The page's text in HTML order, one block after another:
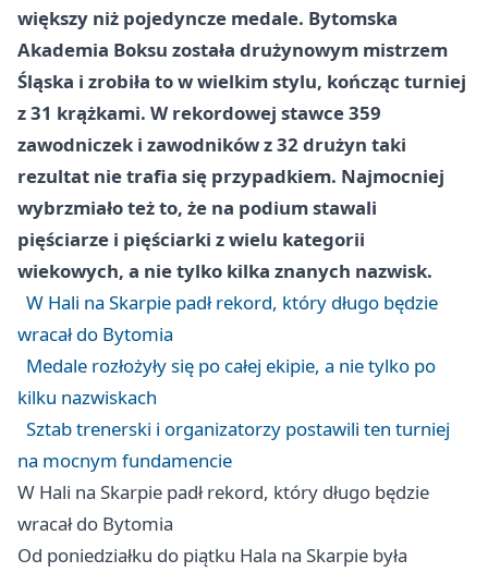
większy niż pojedyncze medale. Bytomska
Akademia Boksu została drużynowym mistrzem
Śląska i zrobiła to w wielkim stylu, kończąc turniej
z 31 krążkami. W rekordowej stawce 359
zawodniczek i zawodników z 32 drużyn taki
rezultat nie trafia się przypadkiem. Najmocniej
wybrzmiało też to, że na podium stawali
pięściarze i pięściarki z wielu kategorii
wiekowych, a nie tylko kilka znanych nazwisk.
W Hali na Skarpie padł rekord, który długo będzie
wracał do Bytomia
Medale rozłożyły się po całej ekipie, a nie tylko po
kilku nazwiskach
Sztab trenerski i organizatorzy postawili ten turniej
na mocnym fundamencie
W Hali na Skarpie padł rekord, który długo będzie
wracał do Bytomia
Od poniedziałku do piątku Hala na Skarpie była